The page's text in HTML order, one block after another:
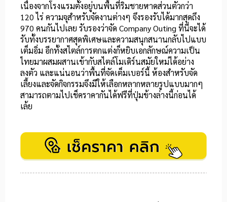
เนื่องจากโรงแรมตั้งอยู่บนพื้นที่ริมชายหาดส่วนตัวกว่า
120 ไร่ ความจุสำหรับจัดงานต่างๆ จึงรองรับได้มากสุดถึง
970 คนกันไปเลย รับรองว่าจัด Company Outing ที่นี่จะได้
รับทั้งบรรยากาศสุดพิเศษและความสนุกสนานกลับไปแบบ
เต็มอิ่ม อีกทั้งสไตล์การตกแต่งก็หยิบเอกลักษณ์ความเป็น
ไทยมาผสมผสานเข้ากับสไตล์โมเดิร์นสมัยใหม่ได้อย่าง
ลงตัว และแน่นอนว่าพื้นที่จัดเต็มเบอร์นี้ ห้องสำหรับจัด
เลี้ยงและจัดกิจกรรมจึงมีให้เลือกหลากหลายรูปแบบมากๆ
สามารถตามไปเช็คราคากันได้ฟรีที่ปุ่มข้างล่างนี้ก่อนได้
เล้ย